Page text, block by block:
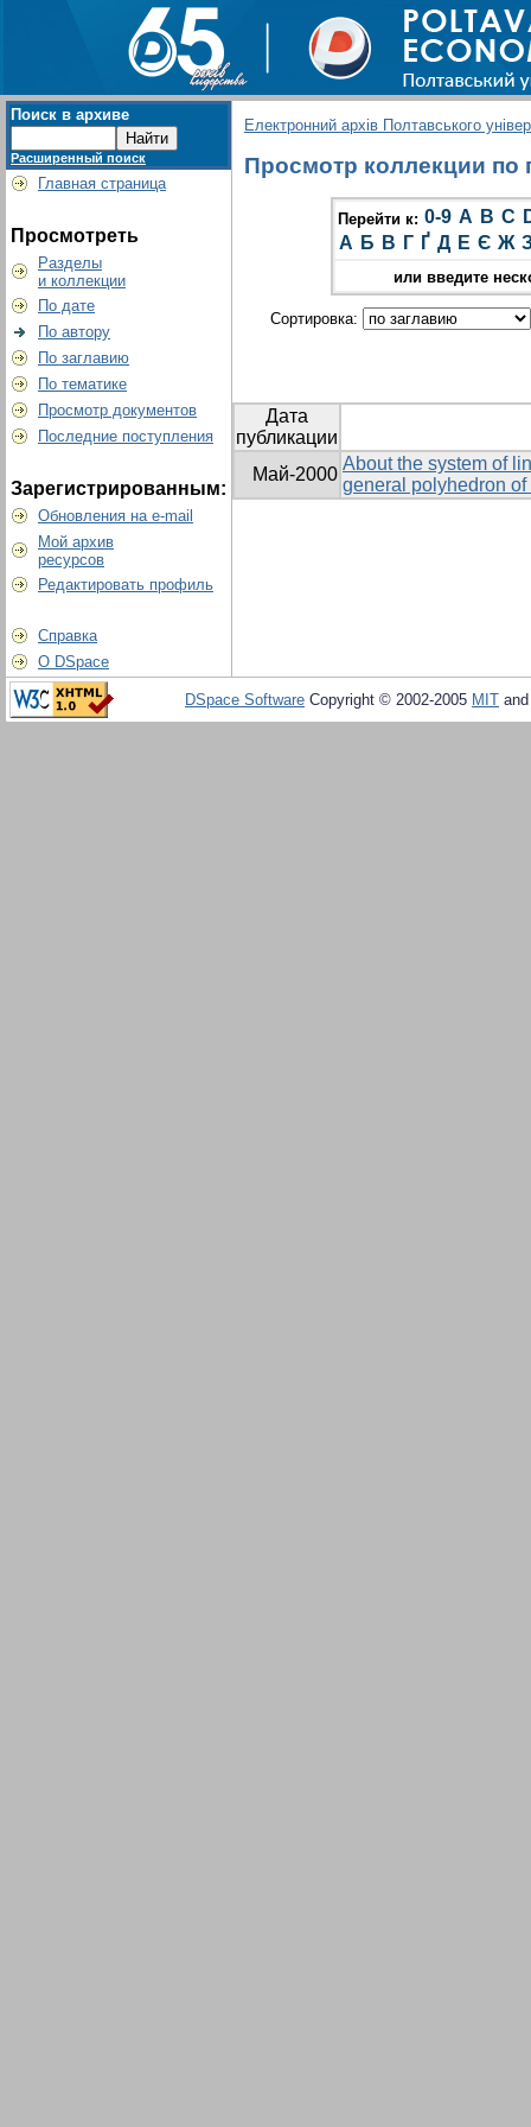
Поиск в архиве
Расширенный поиск
Главная страница
Просмотреть
Разделы
и коллекции
По дате
По автору
По заглавию
По тематике
Просмотр документов
Последние поступления
Зарегистрированным:
Обновления на e-mail
Мой архив
ресурсов
Редактировать профиль
Справка
О DSpace
Електронний архів Полтавського
Просмотр коллекции по
Перейти к: 0-9 A B C
А Б В Г Ґ Д Е Є Ж
или введите
Сортировка:
Дата
публикации
Май-2000
About the system of
general polyhedron
DSpace Software Copyright © 2002-2005 MIT